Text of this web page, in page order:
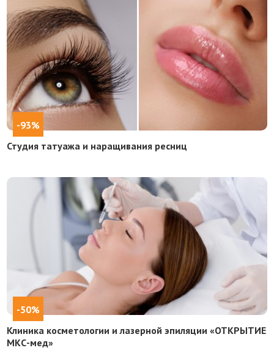
-93%
Студия татуажа и наращивания ресниц
-50%
Клиника косметологии и лазерной эпиляции «ОТКРЫТИЕ
МКС-мед»